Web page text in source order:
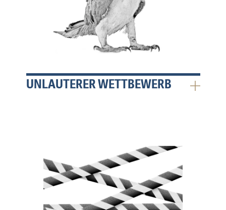
UNLAUTERER WETTBEWERB